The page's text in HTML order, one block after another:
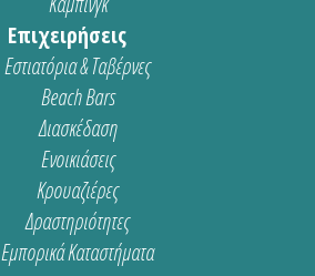
Επιχειρήσεις
Εστιατόρια & Ταβέρνες
Beach Bars
Διασκέδαση
Ενοικιάσεις
Κρουαζιέρες
Δραστηριότητες
Εμπορικά Καταστήματα